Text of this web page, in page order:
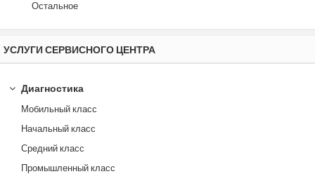
Остальное
УСЛУГИ СЕРВИСНОГО ЦЕНТРА
Диагностика
Мобильный класс
Начальный класс
Средний класс
Промышленный класс